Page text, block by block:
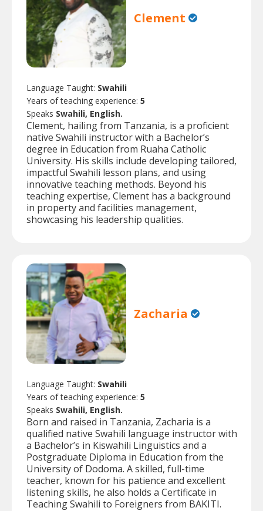
Clement
Language Taught: Swahili
Years of teaching experience: 5
Speaks Swahili, English.
Clement, hailing from Tanzania, is a proficient
native Swahili instructor with a Bachelor’s
degree in Education from Ruaha Catholic
University. His skills include developing tailored,
impactful Swahili lesson plans, and using
innovative teaching methods. Beyond his
teaching expertise, Clement has a background
in property and facilities management,
showcasing his leadership qualities.
Zacharia
Language Taught: Swahili
Years of teaching experience: 5
Speaks Swahili, English.
Born and raised in Tanzania, Zacharia is a
qualified native Swahili language instructor with
a Bachelor’s in Kiswahili Linguistics and a
Postgraduate Diploma in Education from the
University of Dodoma. A skilled, full-time
teacher, known for his patience and excellent
listening skills, he also holds a Certificate in
Teaching Swahili to Foreigners from BAKITI.